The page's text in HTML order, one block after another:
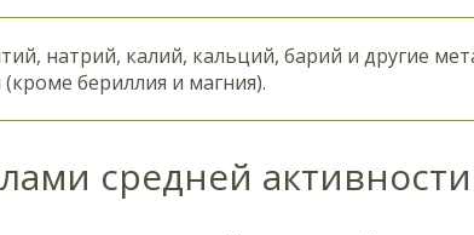
натрий, калий, кальций, барий и другие
бериллия и магния).
средней активности